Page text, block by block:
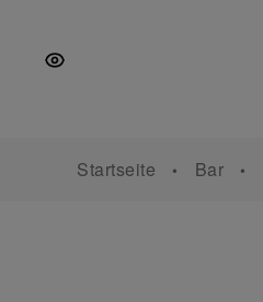
springen
springen
springen
Startseite Bar